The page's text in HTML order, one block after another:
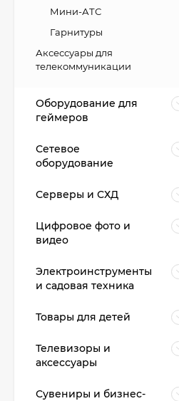
Мини-АТС
Гарнитуры
Аксессуары для
телекоммуникации
Оборудование для
геймеров
Сетевое
оборудование
Серверы и СХД
Цифровое фото и
видео
Электроинструменты
и садовая техника
Товары для детей
Телевизоры и
аксессуары
Сувениры и бизнес-